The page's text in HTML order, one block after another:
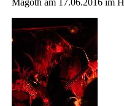
Magoth am 17.06.2016 im